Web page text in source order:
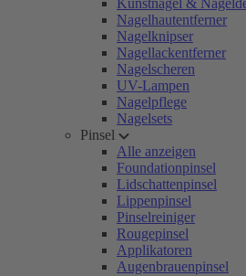
Kunstnägel &
Nagelhautentferner
Nagelknipser
Nagellackentferner
Nagelscheren
UV-Lampen
Nagelpflege
Nagelsets
Pinsel
Alle anzeigen
Foundationpinsel
Lidschattenpinsel
Lippenpinsel
Pinselreiniger
Rougepinsel
Applikatoren
Augenbrauenpinsel